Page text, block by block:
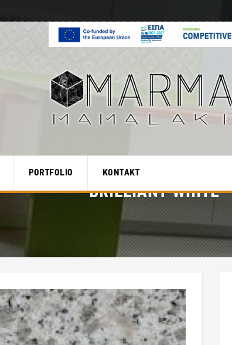
PORTFOLIO KONTAKT
BRILLIANT WHITE